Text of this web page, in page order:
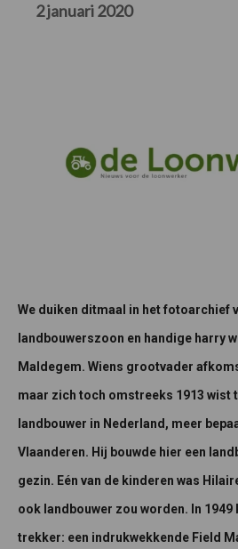
2 januari 2020
We duiken ditmaal in het fotoarchief
landbouwerszoon en handige harry
Maldegem. Wiens grootvader
maar zich toch omstreeks 1913 wist
landbouwer in Nederland, meer
Vlaanderen. Hij bouwde hier een
gezin. Eén van de kinderen was
ook landbouwer zou worden. In
trekker: een indrukwekkende Field